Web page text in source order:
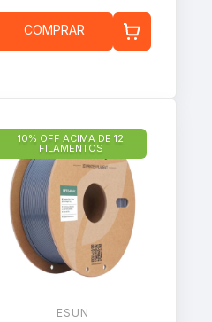
COMPRAR
10% OFF ACIMA DE 12
FILAMENTOS
ESUN